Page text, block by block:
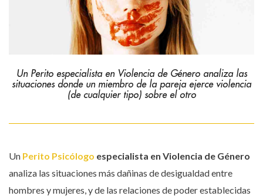
Un Perito especialista en Violencia de Género analiza las
situaciones donde un miembro de la pareja ejerce violencia
(de cualquier tipo) sobre el otro
Un Perito Psicólogo especialista en Violencia de Género
analiza las situaciones más dañinas de desigualdad entre
hombres y mujeres, y de las relaciones de poder establecidas